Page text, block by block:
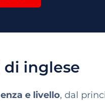
di inglese
e livello, dal